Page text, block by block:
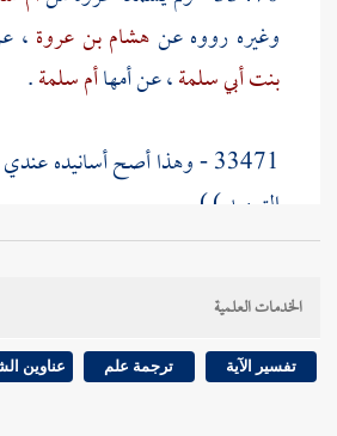
وغيره رووه عنهشام بن عروة ،
بنت أبي سلمة، عن أمهاأم سلمة.
33471 - وهذا أصح أسانيده
التمهيد ) ) .
[ ص:
وهشام بن عروة
يدخل على بعض أزواج النبي صلى
الخدمات العلمية
تفسير الآية ترجمة علم عناوين